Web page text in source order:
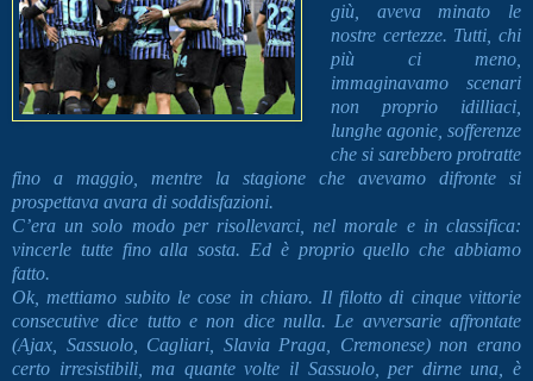
giù, aveva minato le
nostre certezze. Tutti, chi
più ci meno,
immaginavamo scenari
non proprio idilliaci,
lunghe agonie, sofferenze
che si sarebbero protratte
fino a maggio, mentre la stagione che avevamo difronte si
prospettava avara di soddisfazioni.
C’era un solo modo per risollevarci, nel morale e in classifica:
vincerle tutte fino alla sosta. Ed è proprio quello che abbiamo
fatto.
Ok, mettiamo subito le cose in chiaro. Il filotto di cinque vittorie
consecutive dice tutto e non dice nulla. Le avversarie affrontate
(Ajax, Sassuolo, Cagliari, Slavia Praga, Cremonese) non erano
certo irresistibili, ma quante volte il Sassuolo, per dirne una, è